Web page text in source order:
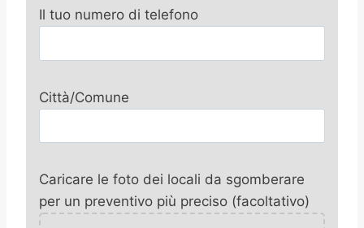
Il tuo numero di telefono
Città/Comune
Caricare le foto dei locali da sgomberare
per un preventivo più preciso (facoltativo)